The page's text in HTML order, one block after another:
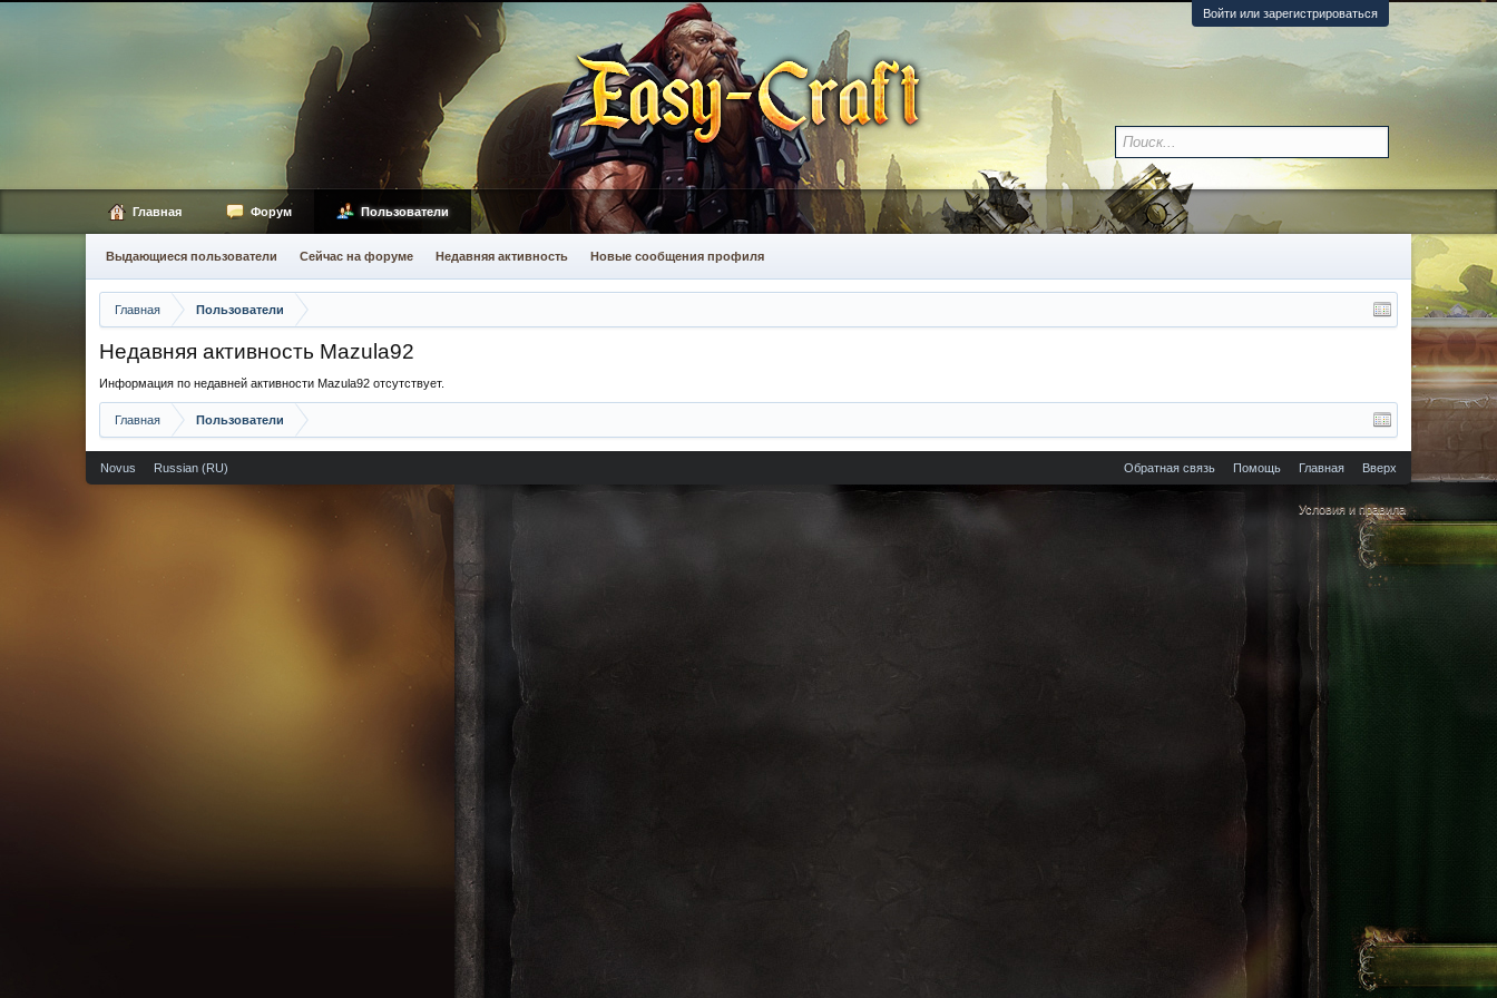
Войти или зарегистрироваться
Главная Пользователи
Недавняя активность Mazula92
Информация по недавней активности Mazula92 отсутствует.
Главная Пользователи
Главная Форум Пользователи
Выдающиеся пользователи Сейчас на форуме Недавняя активность Новые сообщения профиля
Novus Russian (RU) Обратная связь Помощь Главная Вверх
Условия и правила